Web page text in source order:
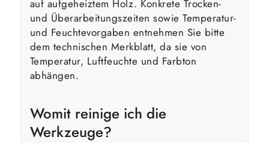
auf aufgeheiztem Holz. Konkrete Trocken-
und Überarbeitungszeiten sowie Temperatur-
und Feuchtevorgaben entnehmen Sie bitte
dem technischen Merkblatt, da sie von
Temperatur, Luftfeuchte und Farbton
abhängen.
Womit reinige ich die
Werkzeuge?